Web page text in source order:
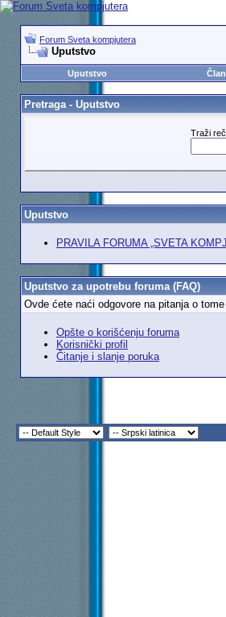
Forum Sveta kompjutera
Uputstvo
Uputstvo
Pretraga - Uputstvo
Traži
Uputstvo
PRAVILA FORUMA „SVETA
Uputstvo za upotrebu foruma (FAQ)
Ovde ćete naći odgovore na pitanja o
Opšte o korišćenju foruma
Korisnički profil
Čitanje i slanje poruka